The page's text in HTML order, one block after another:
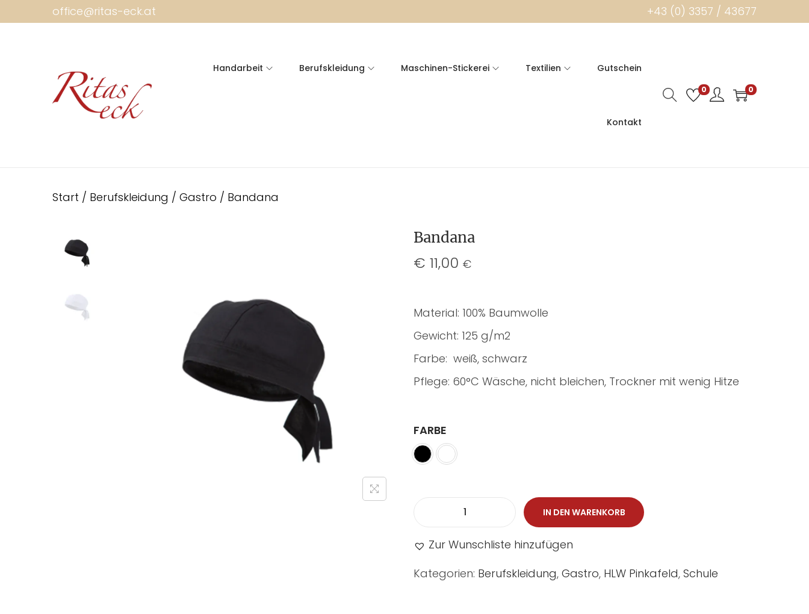
office@ritas-eck.at +43 (0) 3357 / 43677
Handarbeit Berufskleidung Maschinen-Stickerei Textilien Gutschein
Kontakt
0 0
Start / Berufskleidung / Gastro / Bandana
Bandana
€ 11,00 €
Material: 100% Baumwolle
Gewicht: 125 g/m2
Farbe: weiß, schwarz
Pflege: 60°C Wäsche, nicht bleichen, Trockner mit wenig Hitze
FARBE
IN DEN WARENKORB
Zur Wunschliste hinzufügen
Kategorien: Berufskleidung, Gastro, HLW Pinkafeld, Schule